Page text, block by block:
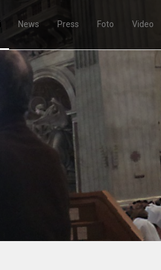
News Press Foto Video